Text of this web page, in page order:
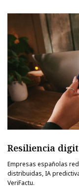
Resiliencia
Empresas españolas
distribuidas, IA
VeriFactu.